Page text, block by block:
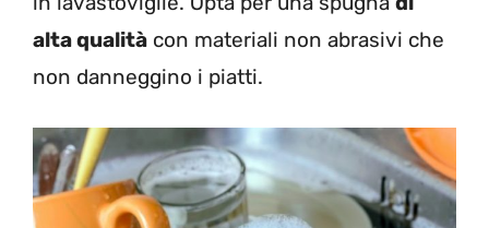
alta qualità con materiali non abrasivi che
non danneggino i piatti.